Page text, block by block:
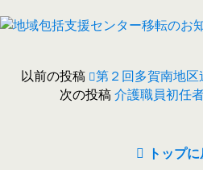
以前の投稿 第２回多賀南地区
次の投稿介護職員初任
トップ